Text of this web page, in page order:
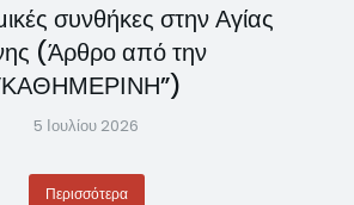
συνθήκες στην Αγίας
(Άρθρο από την
5 Ιουλίου 2026
Περισσότερα